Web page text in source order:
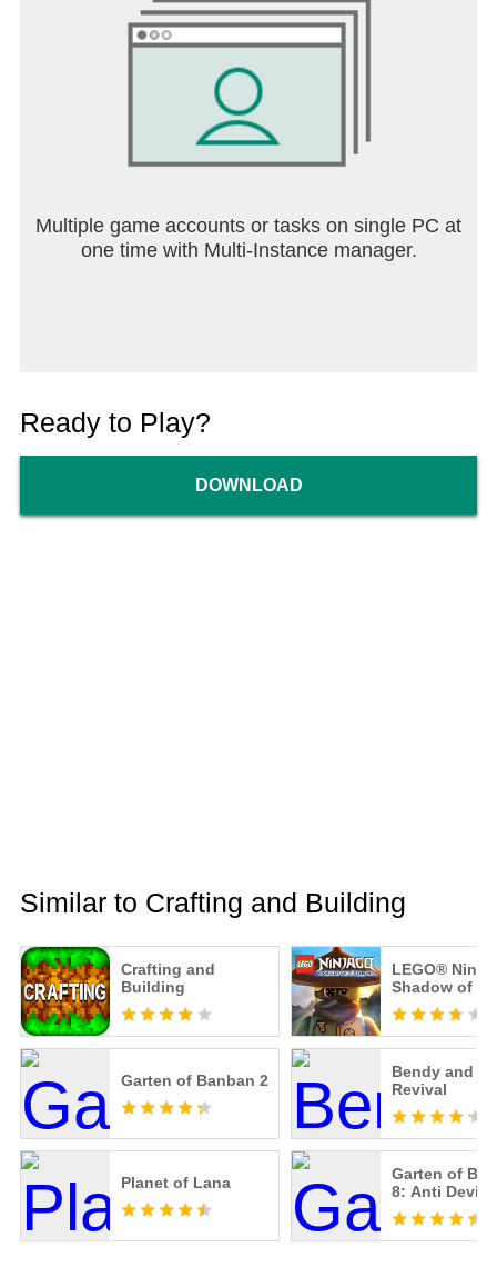
Multiple game accounts or tasks on single PC at
one time with Multi-Instance manager.
Ready to Play?
DOWNLOAD
Similar to Crafting and Building
Crafting and
Building
LEGO®
Shadow of
Garten of Banban 2
Bendy and
Revival
Planet of Lana
Garten of
8: Anti Devil